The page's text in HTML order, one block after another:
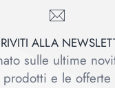
ALLA
sulle ultime
prodotti e le offerte